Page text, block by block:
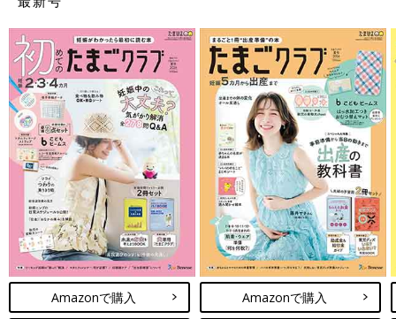
ーカーもあります。
上手く活用することでお掃除の手間を減らすこともできます。
◆洗濯槽の汚れ防止のコツ
汚れやすい場所なので、普段から以下の点を意識しておくと、汚
れを防止できます。
洗濯後に、洗濯機のフタを閉めたままにしておくと、カビが発生
しやすくなります。
必ず洗濯後はフタを開ける。もしくは槽乾燥等のメニューを使っ
て中を乾燥させましょう。
定期的に乾燥機能を使用するのも、カビ予防になります。
また洗濯前に、脱いだ洗濯物を洗濯槽にためておくと、それもカ
Amazonで購入 Amazonで購入